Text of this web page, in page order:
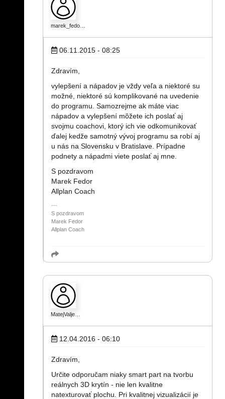
marek_fedo…
06.11.2015 - 08:25
Zdravím,
vylepšení a nápadov je vždy veľa a niektoré su
možné, niektoré sú komplikované na uvedenie
do programu. Samozrejme ak máte viac
nápadov a vylepšení môžete ich poslať aj
svojmu coachovi, ktorý ich vie odkomunikovať
ďalej kedže samotný vývoj programu sa robí aj
u nás na Slovensku v Bratislave. Prípadne
podnety a nápadmi viete poslať aj mne.
S pozdravom
Marek Fedor
Allplan Coach
S pozdravom
Marek Fedor
Allplan Coach
MatejValje…
12.04.2016 - 06:10
Zdravím,
Určite odporučam niaky smart part na tvorbu
reálnych 3D krytín - nie len kvalitne
natexturovať plochu. Pri kvalitnej vizualizácií je